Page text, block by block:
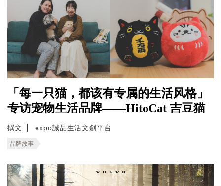
「每一只猫，都该有专属的生活风格」
专访宠物生活品牌——HitoCat 吉豆猫
撰文 expo誠品生活文創平台
品牌故事